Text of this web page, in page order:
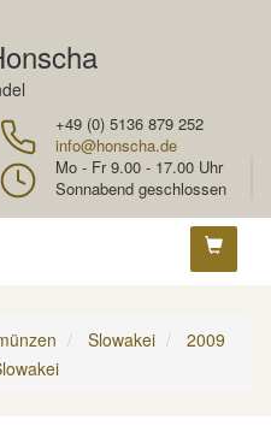
+49 (0) 5136 879 252
info@honscha.de
Mo - Fr 9.00 - 17.00 Uhr
Sonnabend geschlossen
Slowakei
2009